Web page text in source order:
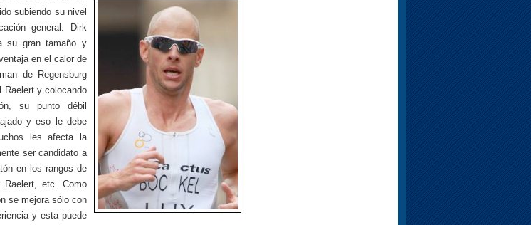
subiendo su nivel
general. Dirk
su gran tamaño y
en el calor de
de Regensburg
Raelert y colocando
su punto débil
y eso le debe
les afecta la
ser candidato a
en los rangos de
Raelert, etc. Como
se mejora sólo con
y esta puede